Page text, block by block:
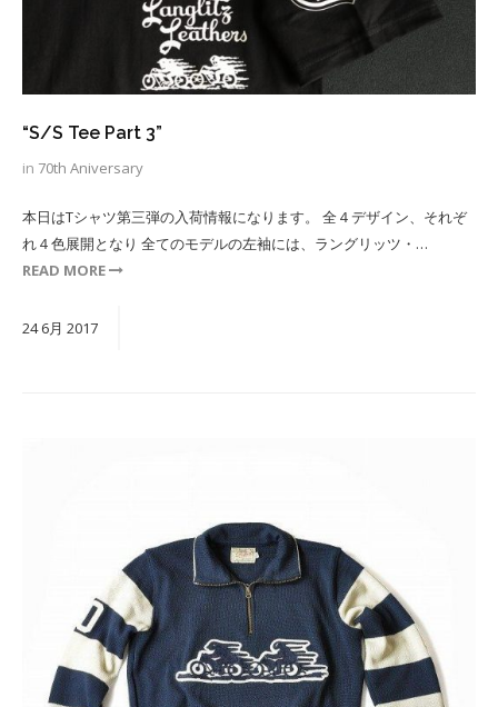
“S/S Tee Part 3”
in 70th Aniversary
本日はTシャツ第三弾の入荷情報になります。 全４デザイン、それぞ
れ４色展開となり 全てのモデルの左袖には、ラングリッツ・…
READ MORE
24 6月 2017